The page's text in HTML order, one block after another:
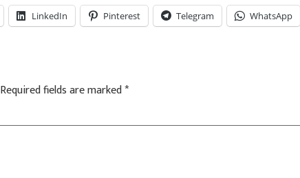
LinkedIn Pinterest Telegram WhatsApp
Required fields are marked*